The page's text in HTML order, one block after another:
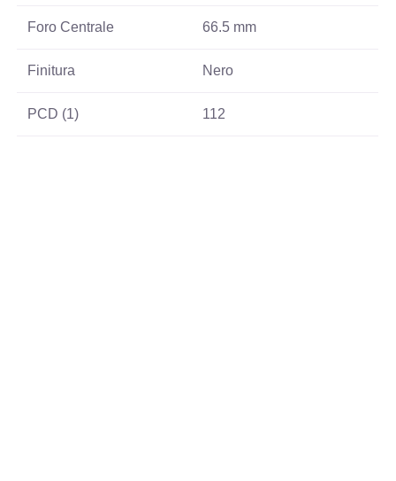
Foro Centrale 66.5 mm
Finitura Nero
PCD (1) 112